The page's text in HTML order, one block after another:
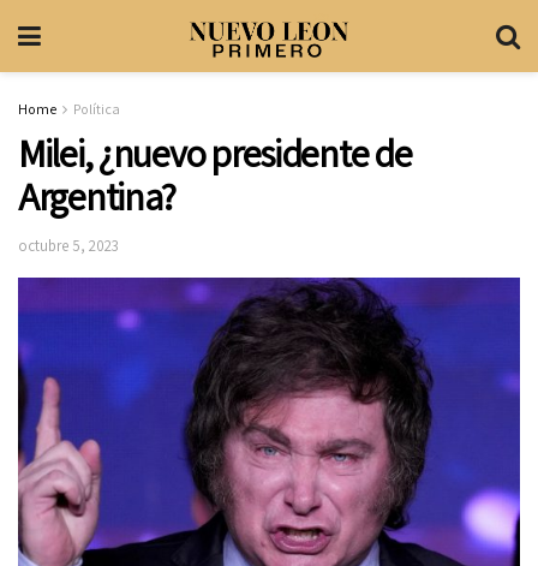
Home Política
Milei, ¿nuevo presidente de
Argentina?
octubre 5, 2023